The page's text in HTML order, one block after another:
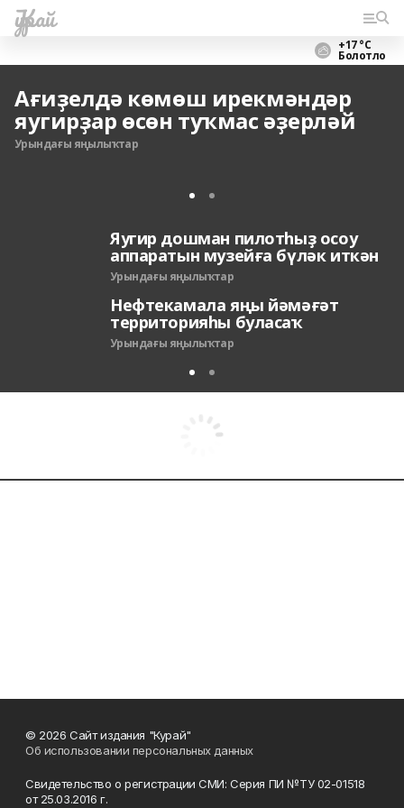
Ҡурай
+17 °С
Болотло
Ағиҙелдә көмөш ирекмәндәр
яугирҙар өсөн туҡмас әҙерләй
Урындағы яңылыҡтар
Яугир дошман пилотһыҙ осоу
аппаратын музейға бүләк иткән
Урындағы яңылыҡтар
Нефтекамала яңы йәмәғәт
территорияһы буласаҡ
Урындағы яңылыҡтар
© 2026 Сайт издания "Курай"
Об использовании персональных данных
Свидетельство о регистрации СМИ: Серия ПИ №ТУ 02-01518
от 25.03.2016 г.